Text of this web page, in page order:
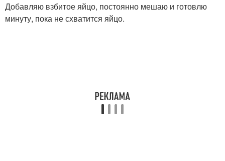
Добавляю взбитое яйцо, постоянно мешаю и готовлю
минуту, пока не схватится яйцо.